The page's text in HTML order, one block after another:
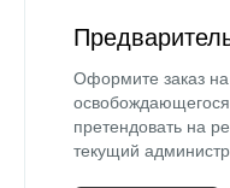
Оформите заказ
претендовать на
текущий